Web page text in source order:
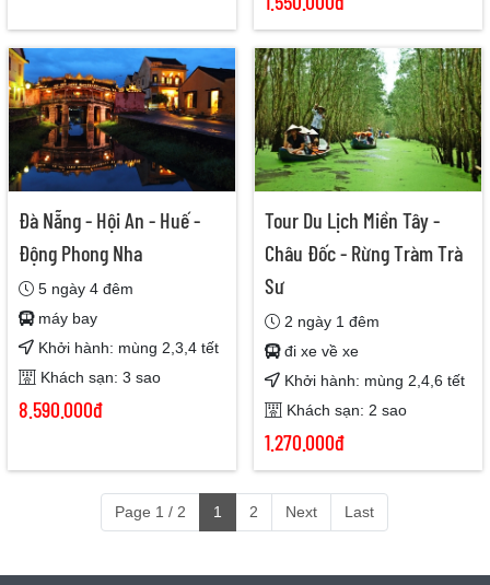
Đà Nẵng - Hội An - Huế -
Động Phong Nha
5 ngày 4 đêm
máy bay
Khởi hành: mùng 2,3,4 tết
Khách sạn: 3 sao
8.590.000đ
Tour Du Lịch Miền Tây -
Châu Đốc - Rừng Tràm Trà
Sư
2 ngày 1 đêm
đi xe về xe
Khởi hành: mùng 2,4,6 tết
Khách sạn: 2 sao
1.270.000đ
Page 1 / 2 1 2 Next Last